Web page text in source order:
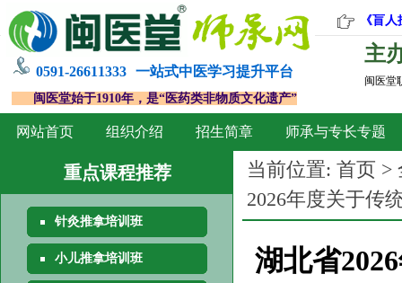
网站首页 组织介绍 招生简章 师承与专长专题
0591-26611333 一站式中医学习提升平台
闽医堂始于1910年，是“医药类非物质文化遗产”
《盲
主
闽医堂
重点课程推荐
针灸推拿培训班
小儿推拿培训班
当前位置: 首页 >
2026年度关于传
湖北省